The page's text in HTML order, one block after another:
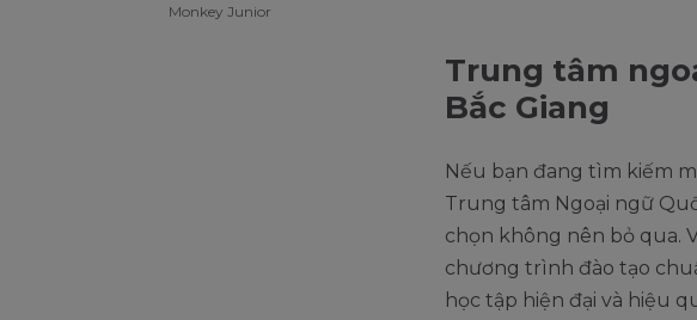
Monkey Junior
Trung tâm
Bắc Giang
Nếu bạn đang tìm kiếm
Trung tâm Ngoại ngữ
chọn không nên bỏ qua.
chương trình đào tạo
học tập hiện đại và hiệu